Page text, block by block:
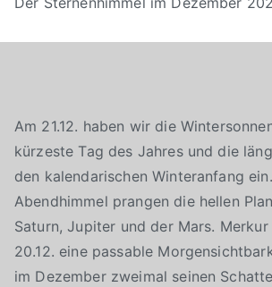
Am 21.12. haben wir die
kürzeste Tag des Jahres und die
den kalendarischen Winteranfang
Abendhimmel prangen die hellen
Saturn, Jupiter und der Mars.
20.12. eine passable
im Dezember zweimal seinen